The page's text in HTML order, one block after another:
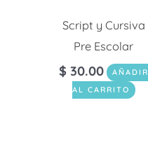
Script y Cursiva
Pre Escolar
$ 30.00
AÑADIR
AL CARRITO